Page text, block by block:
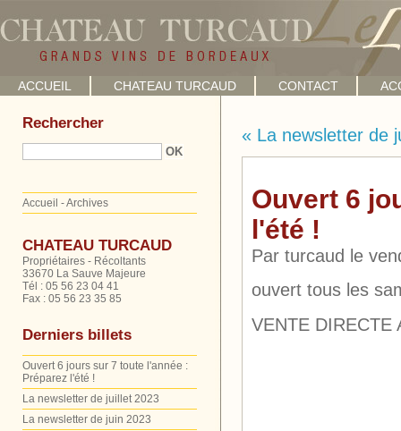
ACCUEIL CHATEAU TURCAUD CONTACT
« La newsletter de
Ouvert 6
l'été !
Par turcaud le
ouvert tous les
VENTE DIRECTE
Rechercher
Accueil -Archives
CHATEAU TURCAUD
Propriétaires - Récoltants
33670 La Sauve Majeure
Tél : 05 56 23 04 41
Fax : 05 56 23 35 85
Derniers billets
Ouvert 6 jours sur 7 toute l'année :
Préparez l'été !
La newsletter de juillet 2023
La newsletter de juin 2023